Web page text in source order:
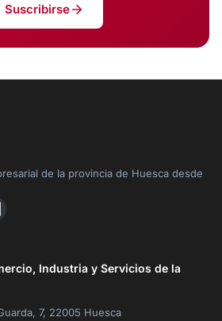
Suscribirse
de la provincia de Huesca desde
Industria y Servicios de la
7, 22005 Huesca